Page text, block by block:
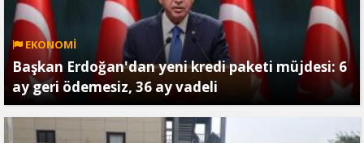
EKONOMİ
Başkan Erdoğan'dan yeni kredi paketi müjdesi: 6
ay geri ödemesiz, 36 ay vadeli